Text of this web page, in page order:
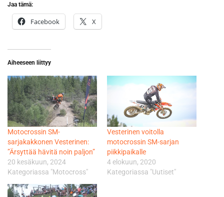
Jaa tämä:
Facebook X
Aiheeseen liittyy
Motocrossin SM-
sarjakakkonen Vesterinen:
”Ärsyttää hävitä noin paljon”
20 kesäkuun, 2024
Kategoriassa "Motocross"
Vesterinen voitolla
motocrossin SM-sarjan
piikkipaikalle
4 elokuun, 2020
Kategoriassa "Uutiset"